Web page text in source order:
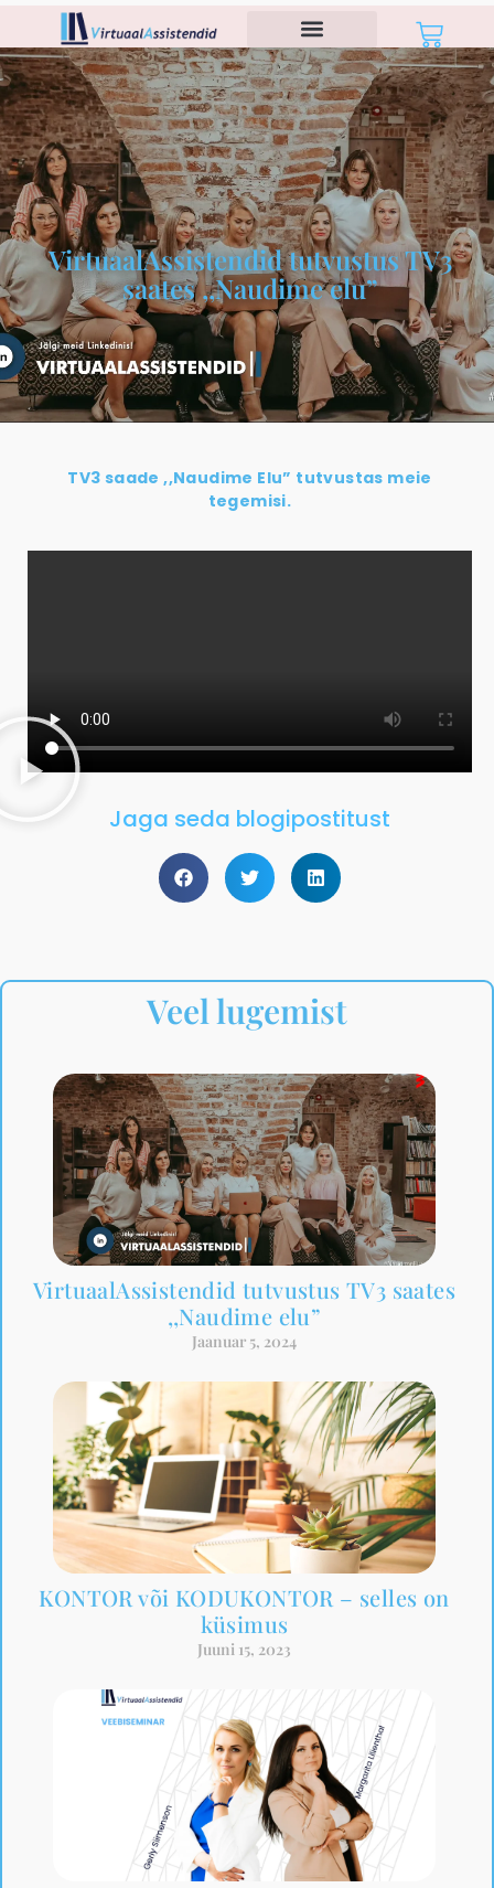
VirtuaalAssistendid tutvustus TV3
saates ,,Naudime elu”
TV3 saade ,,Naudime Elu” tutvustas meie
tegemisi.
Jaga seda blogipostitust
Veel lugemist
VirtuaalAssistendid tutvustus TV3 saates
,,Naudime elu”
Jaanuar 5, 2024
KONTOR või KODUKONTOR – selles on
küsimus
Juuni 15, 2023